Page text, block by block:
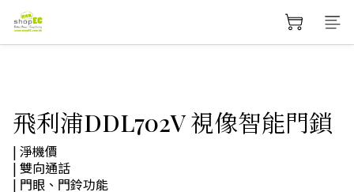
飛利浦DDL702V 視像智能門鎖
| 淨機價
| 雙向通話
| 門眼、門鈴功能